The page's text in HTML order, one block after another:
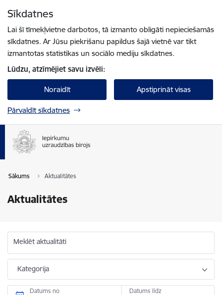
Sīkdatnes
Lai šī tīmekļvietne darbotos, tā izmanto obligāti nepieciešamās
sīkdatnes. Ar Jūsu piekrišanu papildus šajā vietnē var tikt
izmantotas statistikas un sociālo mediju sīkdatnes.
Lūdzu, atzīmējiet savu izvēli:
Noraidīt Apstiprināt visas
Pārvaldīt sīkdatnes
Sākums Aktualitātes
Aktualitātes
Meklēt aktualitāti
Kategorija
Datums no Datums līdz